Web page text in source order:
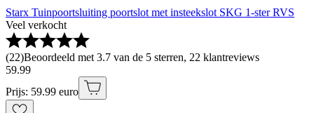
Starx Tuinpoortsluiting poortslot met insteekslot SKG 1-ster RVS
Veel verkocht
(22)Beoordeeld met 3.7 van de 5 sterren, 22 klantreviews
59.99
Prijs: 59.99 euro